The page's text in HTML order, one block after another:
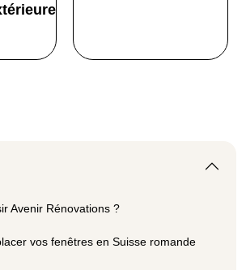
Avenir Rénovations ?
vos fenêtres en Suisse romande